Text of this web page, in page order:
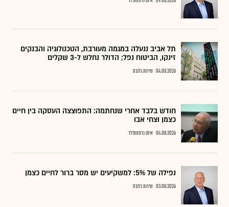
תל אביב ננעלה במגמה מעורבת, הטכנולוגיה והבנקים
זינקו, הביטוח נפל; הדולר נחלש ל-3 שקלים
04.08.2026 שירות גלובס
חודש בלבד אחרי שנחתמה: התפוצצה העסקה בין חיים
כצמן וצחי אבו
04.08.2026 איתן גרסטנפלד
נפילה של 5%: למשקיעים יש מסר ברור לחיים כצמן
03.08.2026 שירות גלובס